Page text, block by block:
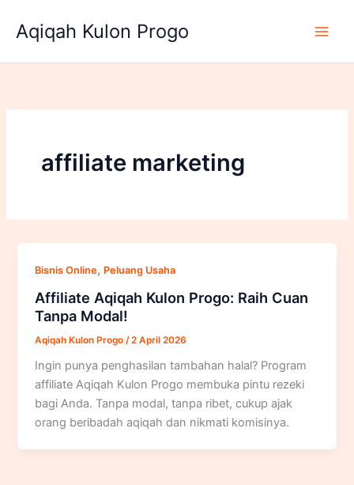
konten
Aqiqah Kulon Progo
affiliate marketing
Bisnis Online, Peluang Usaha
Affiliate Aqiqah Kulon Progo: Raih Cuan
Tanpa Modal!
Aqiqah Kulon Progo /2 April 2026
Ingin punya penghasilan tambahan halal? Program
affiliate Aqiqah Kulon Progo membuka pintu rezeki
bagi Anda. Tanpa modal, tanpa ribet, cukup ajak
orang beribadah aqiqah dan nikmati komisinya.